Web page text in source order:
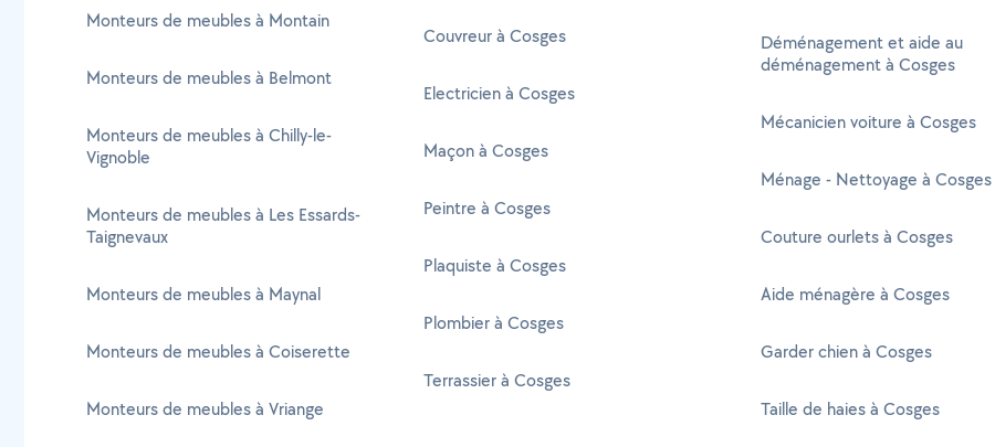
Monteurs de meubles à Montain
Monteurs de meubles à Belmont
Monteurs de meubles à Chilly-le-
Vignoble
Monteurs de meubles à Les Essards-
Taignevaux
Monteurs de meubles à Maynal
Monteurs de meubles à Coiserette
Monteurs de meubles à Vriange
Couvreur à Cosges
Electricien à Cosges
Maçon à Cosges
Peintre à Cosges
Plaquiste à Cosges
Plombier à Cosges
Terrassier à Cosges
Déménagement et aide au
déménagement à Cosges
Mécanicien voiture à Cosges
Ménage - Nettoyage à Cosges
Couture ourlets à Cosges
Aide ménagère à Cosges
Garder chien à Cosges
Taille de haies à Cosges